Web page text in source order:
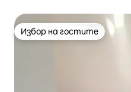
Избор на гостите
Избор на гостите